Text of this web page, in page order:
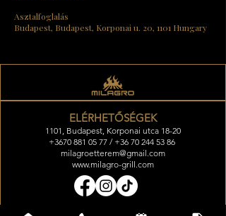
Asztalfoglalás
Budapest, Budapest, Korponai u. 20, 1101 Hungary
ELÉRHETŐSÉGEK
1101, Budapest, Korponai utca 18-20
+3670 881 05 77 / +36 70 244 53 86
milagroetterem@gmail.com
www.milagro-grill.com